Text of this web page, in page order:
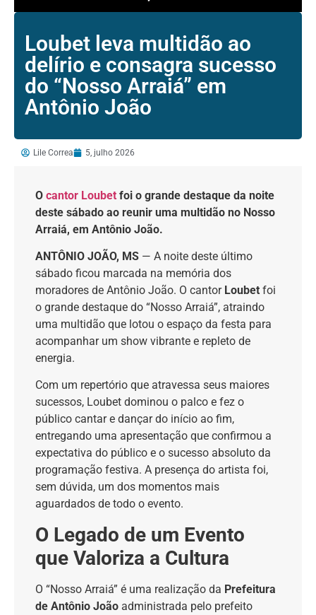
Loubet leva multidão ao
delírio e consagra sucesso
do “Nosso Arraiá” em
Antônio João
Lile Correa 5, julho 2026
O cantor Loubet foi o grande destaque da noite
deste sábado ao reunir uma multidão no Nosso
Arraiá, em Antônio João.
ANTÔNIO JOÃO, MS — A noite deste último
sábado ficou marcada na memória dos
moradores de Antônio João. O cantor Loubet foi
o grande destaque do “Nosso Arraiá”, atraindo
uma multidão que lotou o espaço da festa para
acompanhar um show vibrante e repleto de
energia.
Com um repertório que atravessa seus maiores
sucessos, Loubet dominou o palco e fez o
público cantar e dançar do início ao fim,
entregando uma apresentação que confirmou a
expectativa do público e o sucesso absoluto da
programação festiva. A presença do artista foi,
sem dúvida, um dos momentos mais
aguardados de todo o evento.
O Legado de um Evento
que Valoriza a Cultura
O “Nosso Arraiá” é uma realização da Prefeitura
de Antônio João administrada pelo prefeito